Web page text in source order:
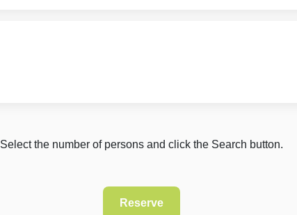
Select the number of persons and click the Search button.